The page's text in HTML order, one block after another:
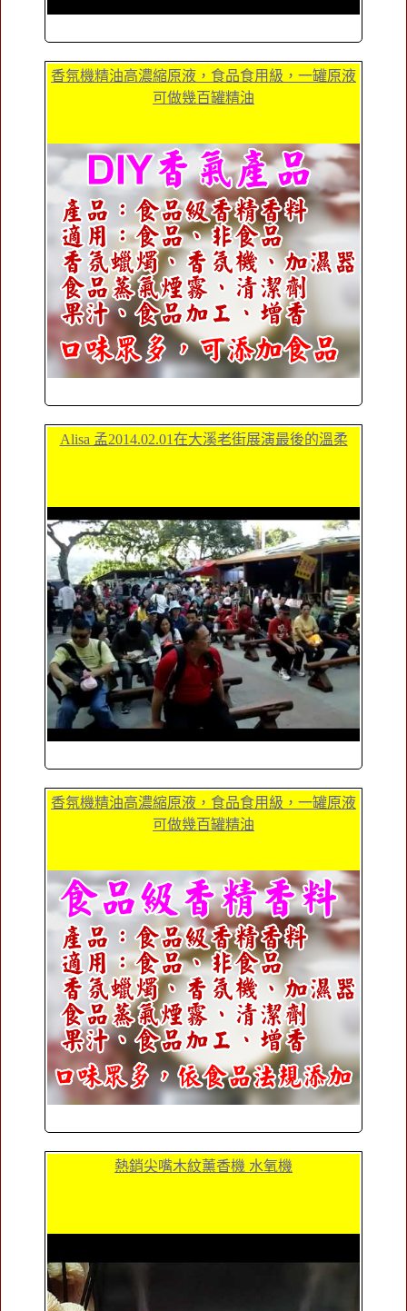
香氛機精油高濃縮原液，食品食用級，一罐原液
可做幾百罐精油
Alisa 孟2014.02.01在大溪老街展演最後的溫柔
香氛機精油高濃縮原液，食品食用級，一罐原液
可做幾百罐精油
熱銷尖嘴木紋薰香機 水氧機